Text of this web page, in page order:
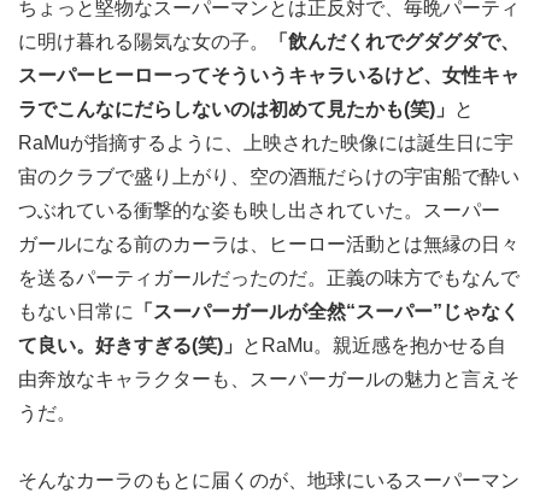
ちょっと堅物なスーパーマンとは正反対で、毎晩パーティ
に明け暮れる陽気な女の子。
「飲んだくれでグダグダで、
スーパーヒーローってそういうキャラいるけど、女性キャ
ラでこんなにだらしないのは初めて見たかも(笑)」
と
RaMuが指摘するように、上映された映像には誕生日に宇
宙のクラブで盛り上がり、空の酒瓶だらけの宇宙船で酔い
つぶれている衝撃的な姿も映し出されていた。スーパー
ガールになる前のカーラは、ヒーロー活動とは無縁の日々
を送るパーティガールだったのだ。正義の味方でもなんで
もない日常に
「スーパーガールが全然“スーパー”じゃなく
て良い。好きすぎる(笑)」
とRaMu。親近感を抱かせる自
由奔放なキャラクターも、スーパーガールの魅力と言えそ
うだ。
そんなカーラのもとに届くのが、地球にいるスーパーマン